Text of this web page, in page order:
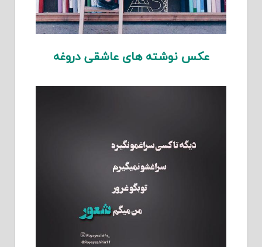
عکس نوشته های عاشقی دروغه